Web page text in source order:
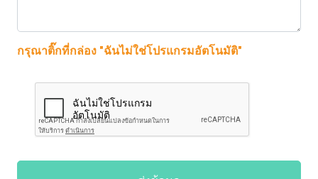
กรุณาติ๊กที่กล่อง "ฉันไม่ใช่โปรแกรมอัตโนมัติ"